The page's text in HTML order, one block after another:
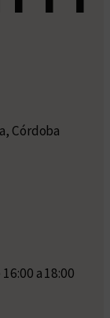
Córdoba
a 18:00